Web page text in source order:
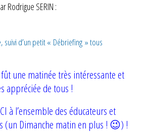
Rodrigue SERIN :
suivi d’un petit « Débriefing » tous
une matinée très intéressante et
appréciée de tous !
à l’ensemble des éducateurs et
(un Dimanche matin en plus ! 😉) !